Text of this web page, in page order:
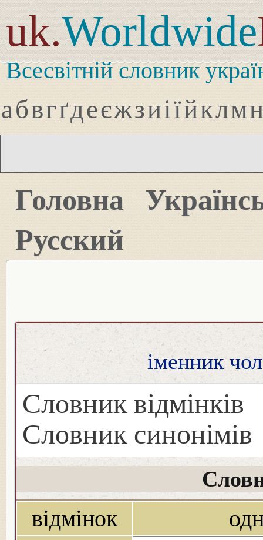
uk.Worldwide
Всесвітній словник
абвгґдеєжзиіїйклмн
Головна
Русский
іменник
Словник відмінків
Словник синонімів
відмінок